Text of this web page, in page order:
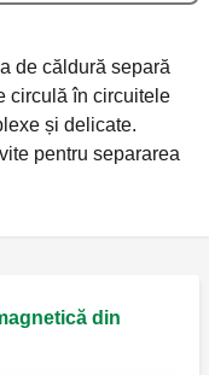
de căldură separă
circulă în circuitele
și delicate.
pentru separarea
din